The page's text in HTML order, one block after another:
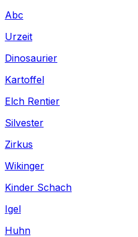
Abc
Urzeit
Dinosaurier
Kartoffel
Elch Rentier
Silvester
Zirkus
Wikinger
Kinder Schach
Igel
Huhn